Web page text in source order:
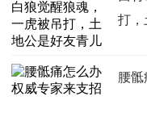
打，
腰骶